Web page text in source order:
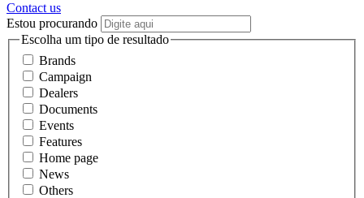
Contact us
Estou procurando
Escolha um tipo de resultado
Brands
Campaign
Dealers
Documents
Events
Features
Home page
News
Others